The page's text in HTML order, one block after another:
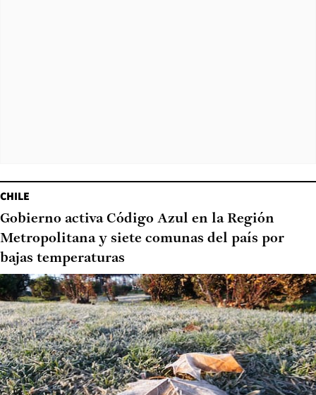
CHILE
Gobierno activa Código Azul en la Región
Metropolitana y siete comunas del país por
bajas temperaturas